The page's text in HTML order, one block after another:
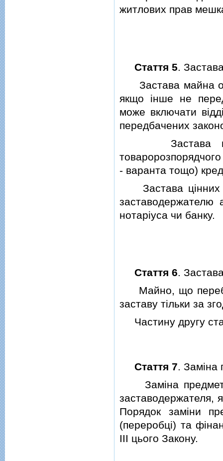
житлових прав
Стаття 5 .
Застава майна
якщо iнше не
може включати
передбачених
Застава
- варанта тощо)
Застава цiнних
заставодержателю
нотарiуса чи банку.
Стаття 6.
Майно, що
заставу тiльки за
Частину другу
Стаття 7. Замiна
Замiна предмета
заставодержателя,
Порядок замiни
(переробцi) та
III цього Закону.